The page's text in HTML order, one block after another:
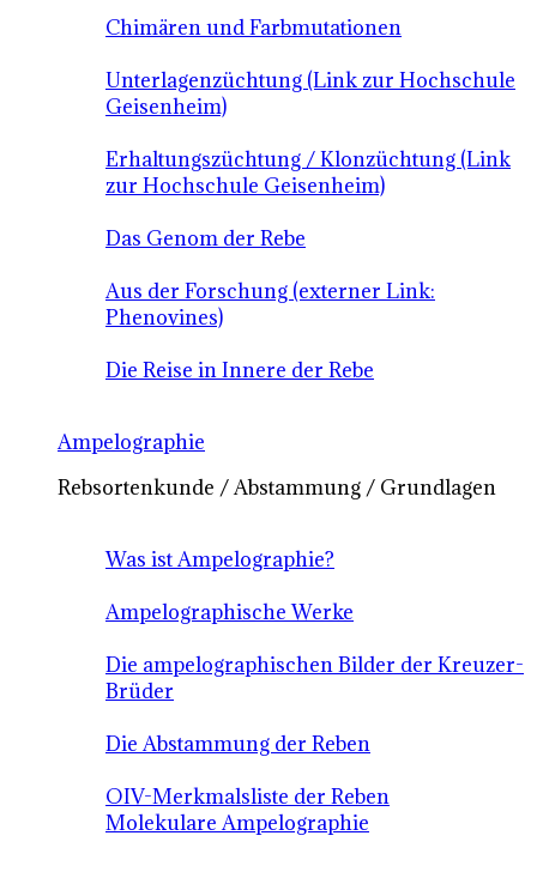
Chimären und Farbmutationen
Unterlagenzüchtung (Link zur Hochschule
Geisenheim)
Erhaltungszüchtung / Klonzüchtung (Link
zur Hochschule Geisenheim)
Das Genom der Rebe
Aus der Forschung (externer Link:
Phenovines)
Die Reise in Innere der Rebe
Ampelographie
Rebsortenkunde / Abstammung / Grundlagen
Was ist Ampelographie?
Ampelographische Werke
Die ampelographischen Bilder der Kreuzer-
Brüder
Die Abstammung der Reben
OIV-Merkmalsliste der Reben
Molekulare Ampelographie